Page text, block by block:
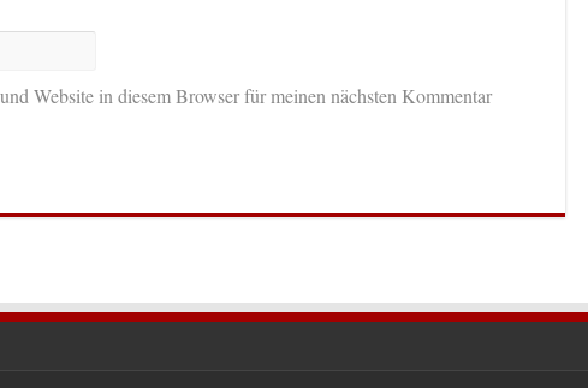
Website in diesem Browser für meinen nächsten Kommentar